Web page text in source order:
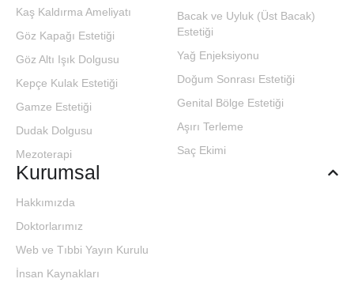
Kaş Kaldırma Ameliyatı
Göz Kapağı Estetiği
Göz Altı Işık Dolgusu
Kepçe Kulak Estetiği
Gamze Estetiği
Dudak Dolgusu
Mezoterapi
Bacak ve Uyluk (Üst Bacak)
Estetiği
Yağ Enjeksiyonu
Doğum Sonrası Estetiği
Genital Bölge Estetiği
Aşırı Terleme
Saç Ekimi
Kurumsal
Hakkımızda
Doktorlarımız
Web ve Tıbbi Yayın Kurulu
İnsan Kaynakları